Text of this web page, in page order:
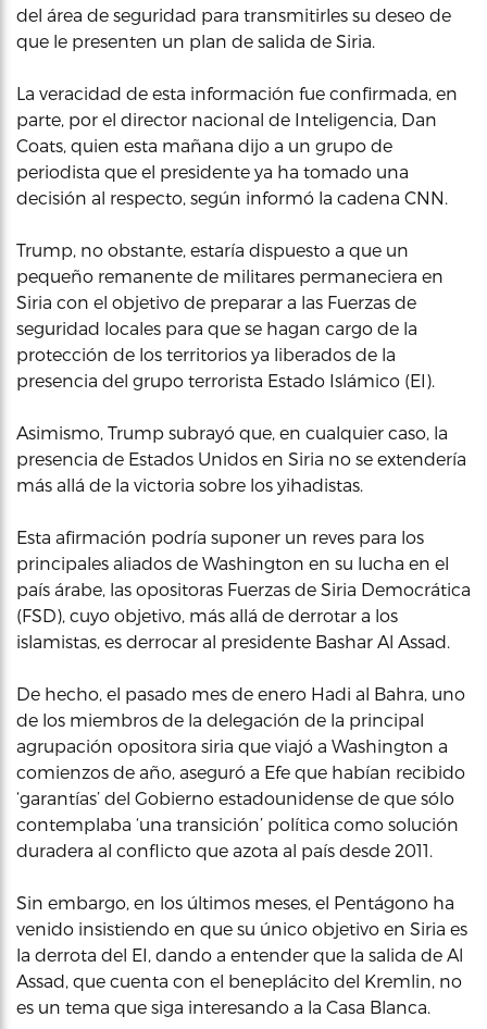
del área de seguridad para transmitirles su deseo de
que le presenten un plan de salida de Siria.
La veracidad de esta información fue confirmada, en
parte, por el director nacional de Inteligencia, Dan
Coats, quien esta mañana dijo a un grupo de
periodista que el presidente ya ha tomado una
decisión al respecto, según informó la cadena CNN.
Trump, no obstante, estaría dispuesto a que un
pequeño remanente de militares permaneciera en
Siria con el objetivo de preparar a las Fuerzas de
seguridad locales para que se hagan cargo de la
protección de los territorios ya liberados de la
presencia del grupo terrorista Estado Islámico (EI).
Asimismo, Trump subrayó que, en cualquier caso, la
presencia de Estados Unidos en Siria no se extendería
más allá de la victoria sobre los yihadistas.
Esta afirmación podría suponer un reves para los
principales aliados de Washington en su lucha en el
país árabe, las opositoras Fuerzas de Siria Democrática
(FSD), cuyo objetivo, más allá de derrotar a los
islamistas, es derrocar al presidente Bashar Al Assad.
De hecho, el pasado mes de enero Hadi al Bahra, uno
de los miembros de la delegación de la principal
agrupación opositora siria que viajó a Washington a
comienzos de año, aseguró a Efe que habían recibido
‘garantías’ del Gobierno estadounidense de que sólo
contemplaba ‘una transición’ política como solución
duradera al conflicto que azota al país desde 2011.
Sin embargo, en los últimos meses, el Pentágono ha
venido insistiendo en que su único objetivo en Siria es
la derrota del EI, dando a entender que la salida de Al
Assad, que cuenta con el beneplácito del Kremlin, no
es un tema que siga interesando a la Casa Blanca.